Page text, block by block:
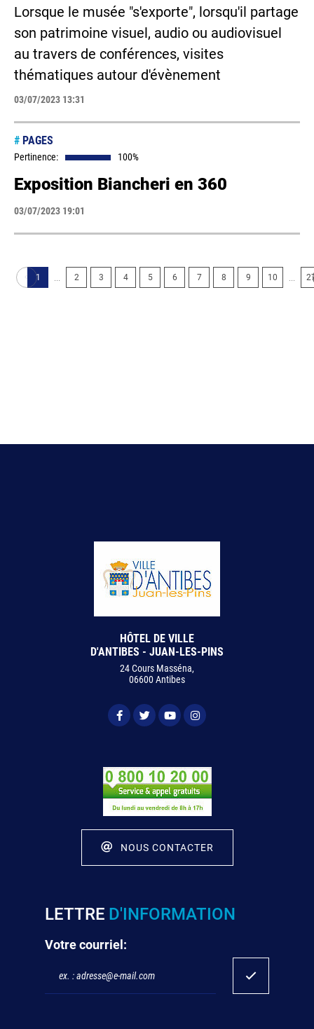
Lorsque le musée "s'exporte", lorsqu'il partage
son patrimoine visuel, audio ou audiovisuel
au travers de conférences, visites
thématiques autour d'évènement
03/07/2023 13:31
# PAGES
Pertinence: 100%
Exposition Biancheri en 360
03/07/2023 19:01
1 2 3 4 5 6 7 8 9 10
HÔTEL DE VILLE
D'ANTIBES - JUAN-LES-PINS
24 Cours Masséna,
06600 Antibes
NOUS CONTACTER
LETTRE D'INFORMATION
Votre courriel: